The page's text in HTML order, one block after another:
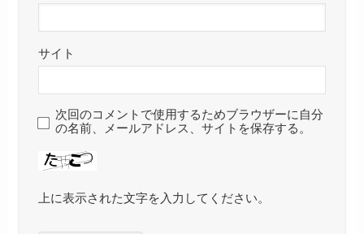
サイト
次回のコメントで使用するためブラウザーに自分
の名前、メールアドレス、サイトを保存する。
上に表示された文字を入力してください。